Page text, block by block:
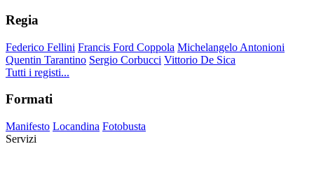
Regia
Federico Fellini Francis Ford Coppola Michelangelo Antonioni
Quentin Tarantino Sergio Corbucci Vittorio De Sica
Tutti i registi...
Formati
Manifesto Locandina Fotobusta
Servizi